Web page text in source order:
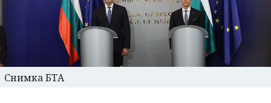
Снимка БТА